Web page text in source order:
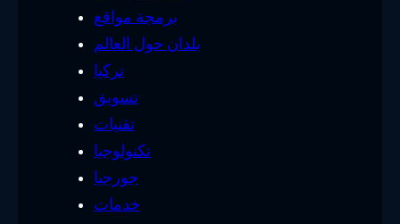
برمجة مواقع
بلدان حول العالم
تركيا
تسويق
تقنيات
تكنولوجيا
جورجيا
خدمات